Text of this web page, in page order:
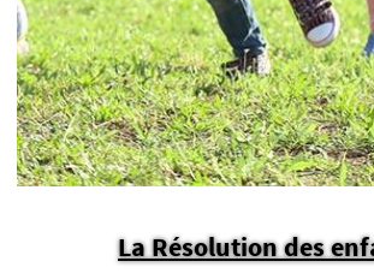
La Résolution des